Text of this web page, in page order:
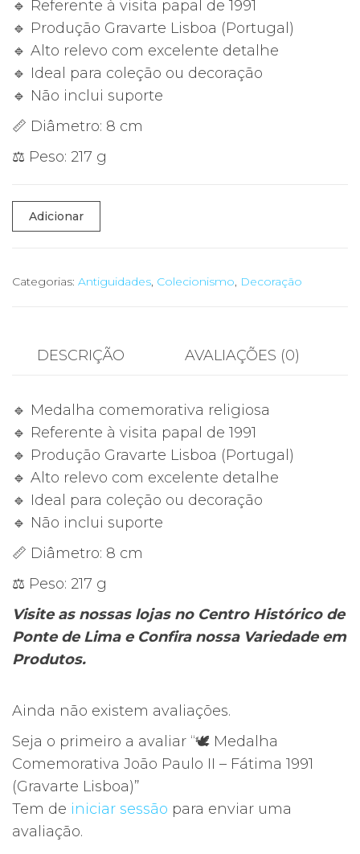
🔹 Referente à visita papal de 1991
🔹 Produção Gravarte Lisboa (Portugal)
🔹 Alto relevo com excelente detalhe
🔹 Ideal para coleção ou decoração
🔹 Não inclui suporte
📏 Diâmetro: 8 cm
⚖️ Peso: 217 g
Quantidade
de
Medalha
Paulo
Fátima
1991
(Gravarte
Lisboa)
Adicionar
Categorias: Antiguidades, Colecionismo, Decoração
DESCRIÇÃO AVALIAÇÕES (0)
🔹 Medalha comemorativa religiosa
🔹 Referente à visita papal de 1991
🔹 Produção Gravarte Lisboa (Portugal)
🔹 Alto relevo com excelente detalhe
🔹 Ideal para coleção ou decoração
🔹 Não inclui suporte
📏 Diâmetro: 8 cm
⚖️ Peso: 217 g
Visite as nossas lojas no Centro Histórico de
Ponte de Lima e Confira nossa Variedade em
Produtos.
Ainda não existem avaliações.
Seja o primeiro a avaliar “🕊️ Medalha
Comemorativa João Paulo II – Fátima 1991
(Gravarte Lisboa)”
Tem de iniciar sessão para enviar uma
avaliação.